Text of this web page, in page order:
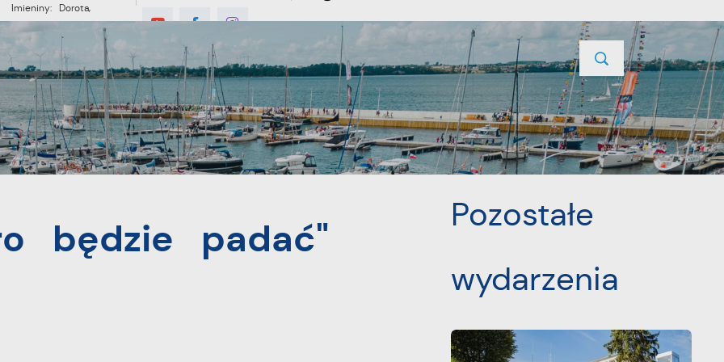
Imieniny: Dorota,
Konrad, Kajetan
MIESZKANIEC TURYSTYKA INWESTYCJE PROJEKTY UNIJNE KONTAKT
POPRZEDNI NASTĘPNY
będzie padać"
Pozostałe
wydarzenia